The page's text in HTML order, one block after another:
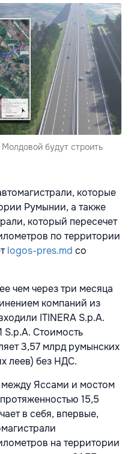
будут строить
которые
Румынии, а также
который пересечет
по территории
logos-pres.md со
чем через три месяца
компаний из
ITINERA S.p.A.
S.p.A. Стоимость
3,57 млрд румынских
леев) без НДС.
между Яссами и мостом
15,5
в себя, впервые,
на территории